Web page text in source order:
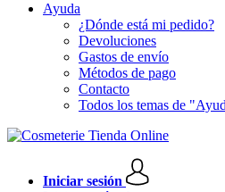
Ayuda
¿Dónde está mi pedido?
Devoluciones
Gastos de envío
Métodos de pago
Contacto
Todos los temas de
Iniciar sesión